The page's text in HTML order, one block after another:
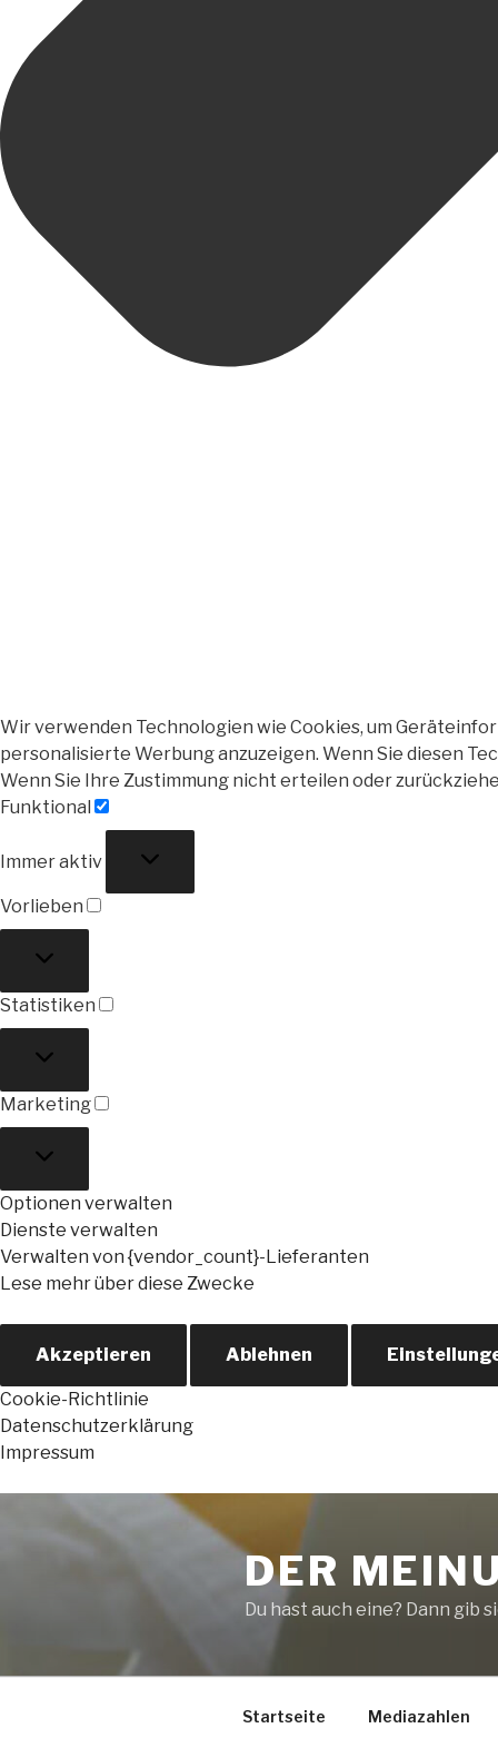
Wir verwenden Technologien wie Cookies, um
personalisierte Werbung anzuzeigen. Wenn Sie diesen
Wenn Sie Ihre Zustimmung nicht erteilen oder
Funktional
Immer aktiv
Vorlieben
Statistiken
Marketing
Optionen verwalten
Dienste verwalten
Verwalten von {vendor_count}-Lieferanten
Lese mehr über diese Zwecke
Akzeptieren Ablehnen
Cookie-Richtlinie
Datenschutzerklärung
Impressum
springen
DER
Du hast auch eine? Dann gib
Startseite Mediazahlen